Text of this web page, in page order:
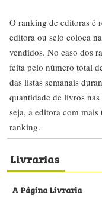
O ranking de editoras é
editora ou selo coloca
vendidos. No caso dos
feita pelo número total
das listas semanais
quantidade de livros
seja, a editora com
ranking.
Livrarias
A Página Livraria